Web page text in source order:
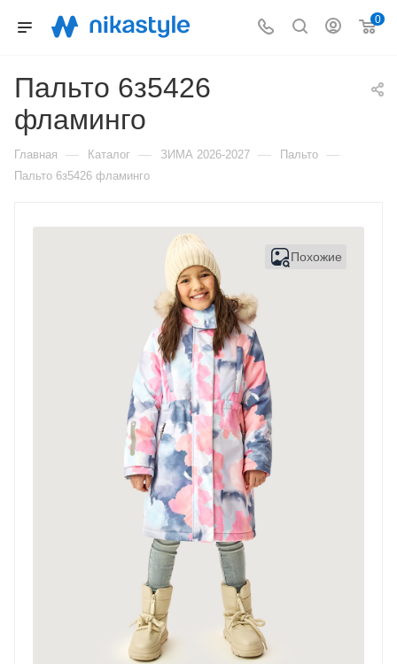
0
Пальто 6з5426
фламинго
Главная — Каталог — ЗИМА 2026-2027 — Пальто —
Пальто 6з5426 фламинго
Похожие